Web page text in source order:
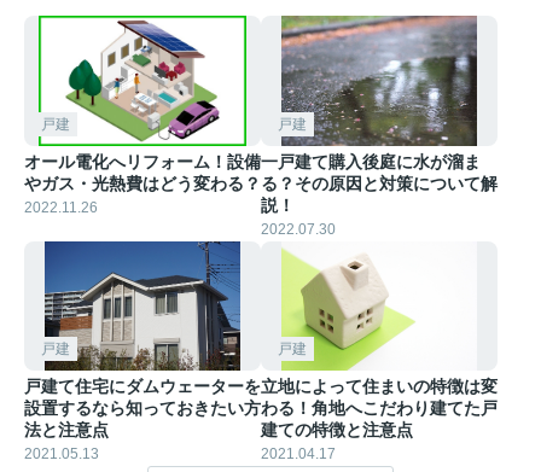
戸建
オール電化へリフォーム！設備
やガス・光熱費はどう変わる？
2022.11.26
戸建
一戸建て購入後庭に水が溜ま
る？その原因と対策について解
説！
2022.07.30
戸建
戸建て住宅にダムウェーターを
設置するなら知っておきたい方
法と注意点
2021.05.13
戸建
立地によって住まいの特徴は変
わる！角地へこだわり建てた戸
建ての特徴と注意点
2021.04.17